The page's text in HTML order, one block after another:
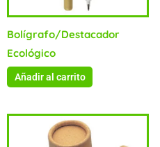
Bolígrafo/Destacador
Ecológico
Añadir al carrito